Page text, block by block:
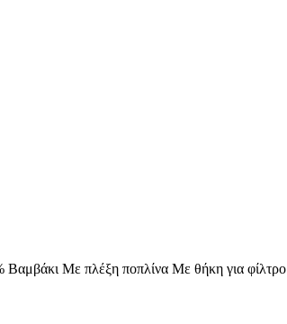
Με πλέξη ποπλίνα Με θήκη για φίλτρο